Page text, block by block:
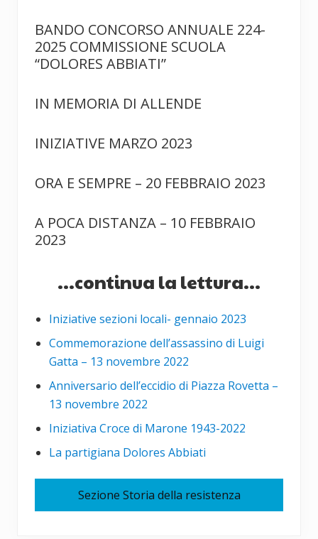
BANDO CONCORSO ANNUALE 224-
2025 COMMISSIONE SCUOLA
“DOLORES ABBIATI”
IN MEMORIA DI ALLENDE
INIZIATIVE MARZO 2023
ORA E SEMPRE – 20 FEBBRAIO 2023
A POCA DISTANZA – 10 FEBBRAIO
2023
...continua la lettura...
Iniziative sezioni locali- gennaio 2023
Commemorazione dell’assassino di Luigi
Gatta – 13 novembre 2022
Anniversario dell’eccidio di Piazza Rovetta –
13 novembre 2022
Iniziativa Croce di Marone 1943-2022
La partigiana Dolores Abbiati
Sezione Storia della resistenza